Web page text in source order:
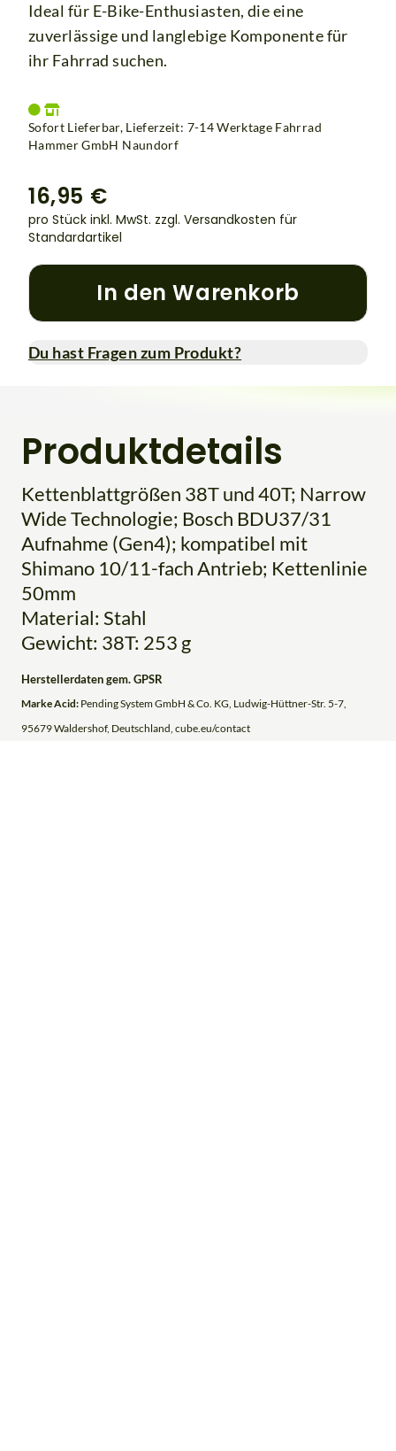
Ideal für E-Bike-Enthusiasten, die eine
zuverlässige und langlebige Komponente für
ihr Fahrrad suchen.
Sofort Lieferbar, Lieferzeit: 7-14 Werktage Fahrrad
Hammer GmbH Naundorf
16,95 €
pro Stück inkl. MwSt. zzgl. Versandkosten für
Standardartikel
In den Warenkorb
Du hast Fragen zum Produkt?
Produktdetails
Kettenblattgrößen 38T und 40T; Narrow
Wide Technologie; Bosch BDU37/31
Aufnahme (Gen4); kompatibel mit
Shimano 10/11-fach Antrieb; Kettenlinie
50mm
Material: Stahl
Gewicht: 38T: 253 g
Herstellerdaten gem. GPSR
Marke Acid: Pending System GmbH & Co. KG, Ludwig-Hüttner-Str. 5-7,
95679 Waldershof, Deutschland, cube.eu/contact